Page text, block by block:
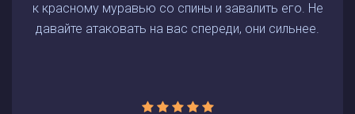
к красному муравью со спины и завалить его. Не
давайте атаковать на вас спереди, они сильнее.